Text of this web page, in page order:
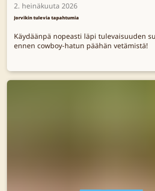
2. heinäkuuta 2026
Jorvikin tulevia tapahtumia
Käydäänpä nopeasti läpi tulevaisuuden
ennen cowboy-hatun päähän vetämistä!